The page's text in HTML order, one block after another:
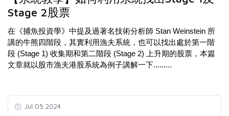
Stage 2股票
在《捕魚投資學》中提及過著名技術分析師 Stan Weinstein 所
講的牛熊四階段，其實利用漁夫系統，也可以找出處於第一階
段 (Stage 1) 收集期和第二階段 (Stage 2) 上升期的股票，本篇
文章就以股市漁夫港股系統為例子講解一下.........
Jul 05 2024